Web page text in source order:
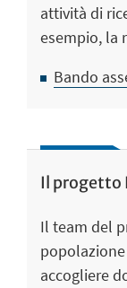
attività di
esempio, la
Bando
Il progetto
Il team del
accogliere